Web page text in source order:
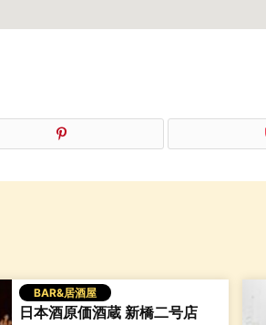
BAR&居酒屋
日本酒原価酒蔵 新橋二号店